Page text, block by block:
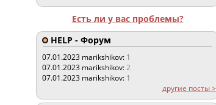
Есть ли у вас проблемы?
HELP - Форум
07.01.2023 marikshikov: 1
07.01.2023 marikshikov:2
07.01.2023 marikshikov: 1
другие посты >